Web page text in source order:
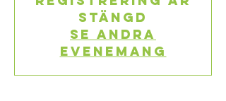
stängd
Se andra
evenemang